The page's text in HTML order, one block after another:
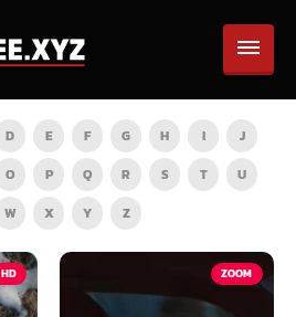
D E F G H I
J
O P Q R S T
U
W X Y Z